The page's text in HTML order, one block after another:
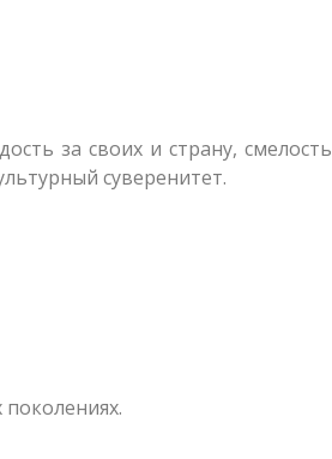
за своих и страну, смелость
суверенитет.